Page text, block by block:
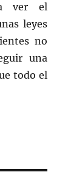
ver el
leyes
no
una
todo el